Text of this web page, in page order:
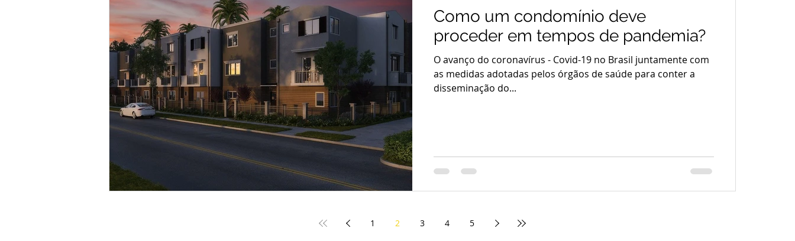
Como um condomínio deve
proceder em tempos de pandemia?
O avanço do coronavírus - Covid-19 no Brasil juntamente com
as medidas adotadas pelos órgãos de saúde para conter a
disseminação do...
1 2 3 4 5